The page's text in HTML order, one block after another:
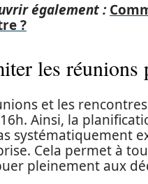
également :
?
les réunions
et les
Ainsi, la
systématiquement
Cela permet à
pleinement aux